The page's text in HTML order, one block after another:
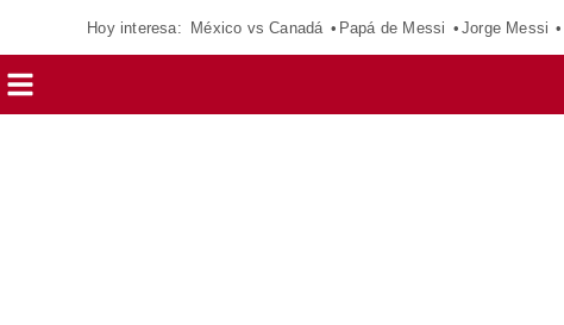
Hoy interesa: México vs Canadá Papá de Messi Jorge Messi